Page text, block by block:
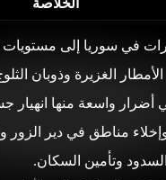
الخلاصة
في سوريا إلى مستويات
الغزيرة وذوبان
مناطق في دير
وتأمين السكان.